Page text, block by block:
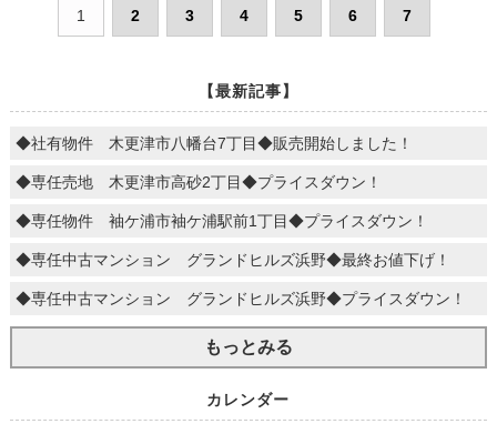
1 2 3 4 5 6 7
【最新記事】
◆社有物件 木更津市八幡台7丁目◆販売開始しました！
◆専任売地 木更津市高砂2丁目◆プライスダウン！
◆専任物件 袖ケ浦市袖ケ浦駅前1丁目◆プライスダウン！
◆専任中古マンション グランドヒルズ浜野◆最終お値下げ！
◆専任中古マンション グランドヒルズ浜野◆プライスダウン！
もっとみる
カレンダー